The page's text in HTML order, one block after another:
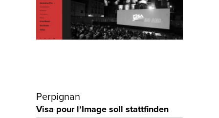
Perpignan
Visa pour l’Image soll stattfinden